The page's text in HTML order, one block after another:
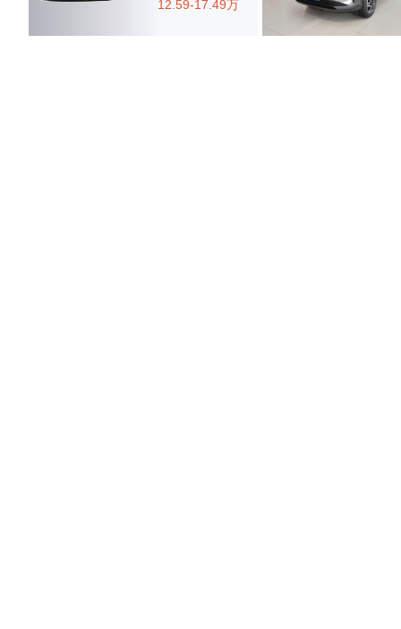
12.59-17.49万